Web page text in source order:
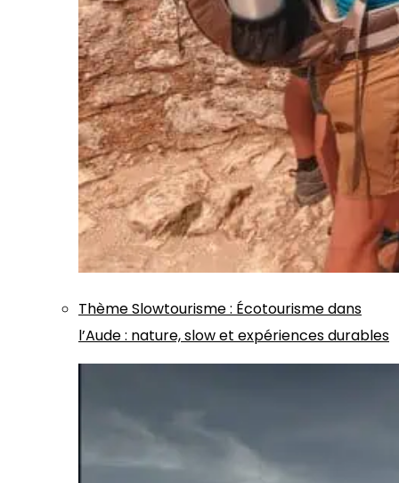
ThèmeSlowtourisme: Écotourisme dans
l’Aude : nature, slow et expériences durables